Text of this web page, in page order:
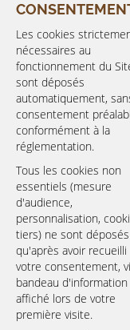
Les cookies
nécessaires au
fonctionnement du
sont déposés
automatiquement,
consentement
conformément à la
réglementation.
Tous les cookies non
essentiels (mesure
d'audience,
personnalisation,
tiers) ne sont déposés
qu'après avoir recueilli
votre consentement,
bandeau d'information
affiché lors de votre
première visite.